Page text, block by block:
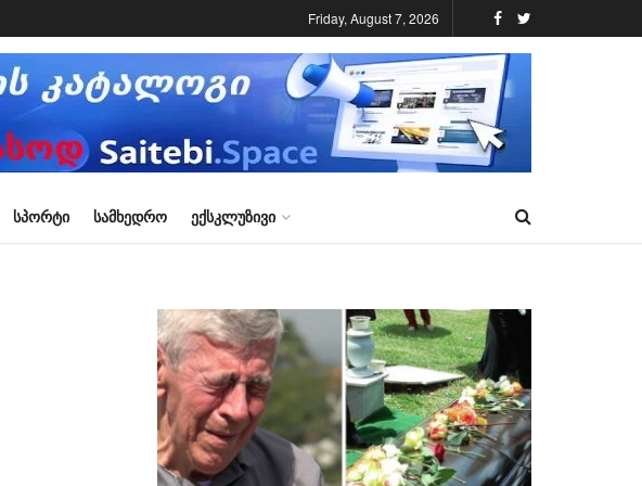
Friday, August 7, 2026
ᲡᲞᲝᲠᲢᲘ ᲡᲐᲛᲮᲔᲓᲠᲝ ᲔᲥᲡᲙᲚᲣᲖᲘᲕᲘ